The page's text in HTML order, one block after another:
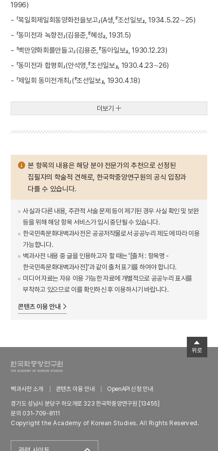
1996)
- 「목일회제일회동양화전을보고」(A생,『조선일보』, 1934.5.22∼25)
- 「동미전과 녹향전」(김용준,『혜성』, 1931.5)
- 「백만양화회를만들고」(김용준,『동아일보』, 1930.12.23)
- 「동미전과 합평회」(안석영,『조선일보』, 1930.4.23∼26)
- 「제일회 동미전개최」(『조선일보』, 1930.4.18)
더보기
본 항목의 내용은 해당 분야 전문가의 추천으로 선정된
집필자의 학술적 견해로, 한국학중앙연구원의 공식 입장과
다를 수 있습니다.
사실과 다른 내용, 주관적 서술 문제 등이 제기된 경우 사실 확인 및 보완
등을 위해 해당 항목 서비스가 임시 중단될 수 있습니다.
한국민족문화대백과사전은 공공저작물로서 공공누리 제도에 따라 이용
가능합니다.
백과사전 내용 중 글을 인용하고자 할 때는 '[출처 : 항목명 -
한국민족문화대백과사전]'과 같이 출처 표기를 하여야 합니다.
미디어 자료는 자유 이용 가능한 자료에 개별적으로 공공누리 표시를
부착하고 있으므로 이를 확인하신 후 이용하시기 바랍니다.
콘텐츠 이용 안내
백과사전 소개 콘텐츠 이용 안내
OpenAPI 신청 안내
경기도 성남시 분당구 하오개로 323 한국학중앙연구원 [13455]
문의 031-709-8111
Copyright the Academy of Korean Studies. All Rights Reserved.
위로